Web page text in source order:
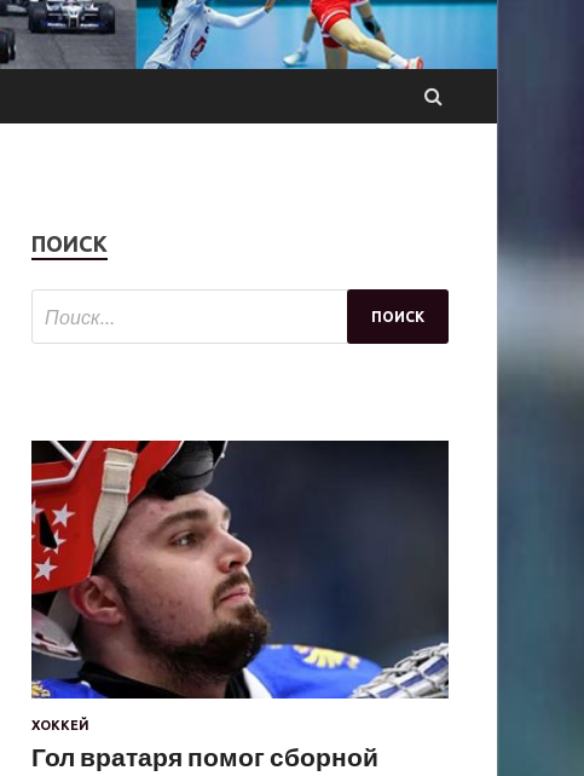
ПОИСК
ХОККЕЙ
Гол вратаря помог сборной